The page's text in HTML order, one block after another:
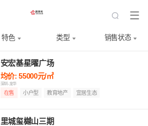
特色 类型 销售状态
安宏基星曜广场
均价: 55000元/㎡
深圳-龙华
在售 小户型 教育地产 宜居生态
里城玺樾山三期